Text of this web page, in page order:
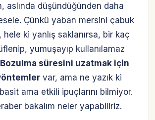
aslında düşündüğünden daha
Çünkü yaban mersini çabuk
ki yanlış saklanırsa, bir kaç
yumuşayıp kullanılamaz
Bozulma süresini uzatmak için
var, ama ne yazık ki
ama etkili ipuçlarını bilmiyor.
bakalım neler yapabiliriz.